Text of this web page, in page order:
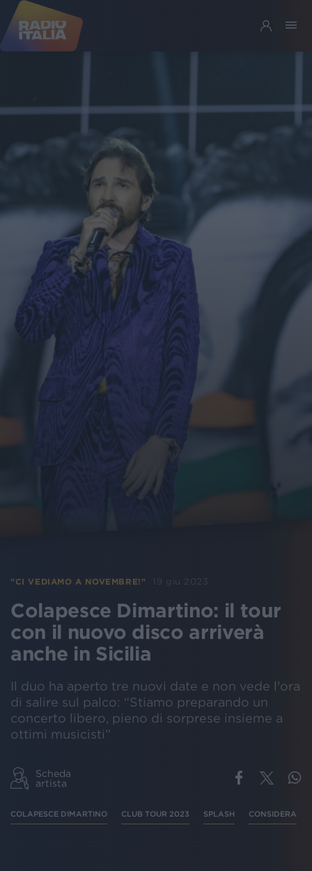
"CI VEDIAMO A NOVEMBRE!" 19 giu 2023
Colapesce Dimartino: il tour
con il nuovo disco arriverà
anche in Sicilia
Il duo ha aperto tre nuovi date e non vede l'ora
di salire sul palco: “Stiamo preparando un
concerto libero, pieno di sorprese insieme a
ottimi musicisti”
Scheda
artista
COLAPESCE DIMARTINO CLUB TOUR 2023 SPLASH CONSIDERA